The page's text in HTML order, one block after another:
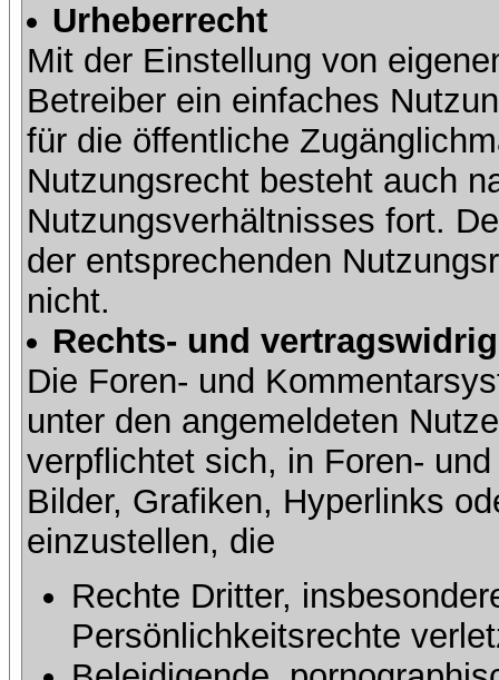
Urheberrecht
Mit der Einstellung von
Betreiber ein einfaches
für die öffentliche
Nutzungsrecht besteht auch
Nutzungsverhältnisses fort.
der entsprechenden
nicht.
Rechts- und
Die Foren- und
unter den angemeldeten
verpflichtet sich, in Foren-
Bilder, Grafiken, Hyperlinks
einzustellen, die
Rechte Dritter,
Persönlichkeitsrechte